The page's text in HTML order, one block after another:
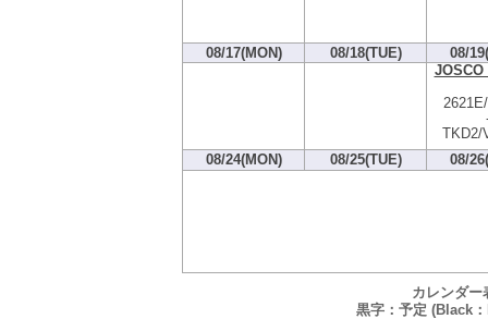
08/17(MON) 08/18(TUE)
08/
JOSCO
TKD2/
08/24(MON)
08/25(TUE) 08/
カレンダー
黒字：予定 (Black